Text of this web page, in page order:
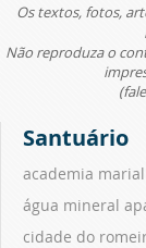
Os textos, fotos,
Não reproduza o
Santuário
academia marial
água mineral
cidade do